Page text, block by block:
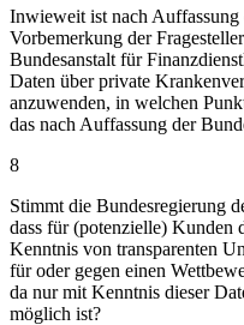
Inwieweit ist nach Auffassung
Vorbemerkung der
Bundesanstalt für
Daten über private
anzuwenden, in welchen
das nach Auffassung der
8
Stimmt die Bundesregierung
dass für (potenzielle) Kunden
Kenntnis von transparenten
für oder gegen einen
da nur mit Kenntnis dieser
möglich ist?